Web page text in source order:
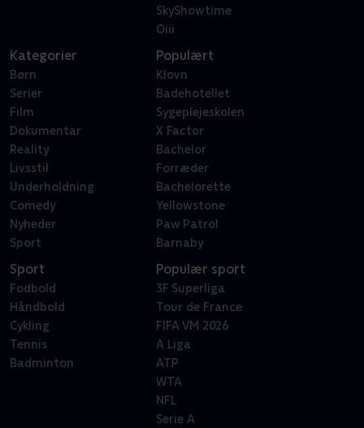
SkyShowtime
Oiii
Kategorier
Børn
Serier
Film
Dokumentar
Reality
Livsstil
Underholdning
Comedy
Nyheder
Sport
Populært
Klovn
Badehotellet
Sygeplejeskolen
X Factor
Bachelor
Forræder
Bachelorette
Yellowstone
Paw Patrol
Barnaby
Sport
Fodbold
Håndbold
Cykling
Tennis
Badminton
Populær sport
3F Superliga
Tour de France
FIFA VM 2026
A Liga
ATP
WTA
NFL
Serie A